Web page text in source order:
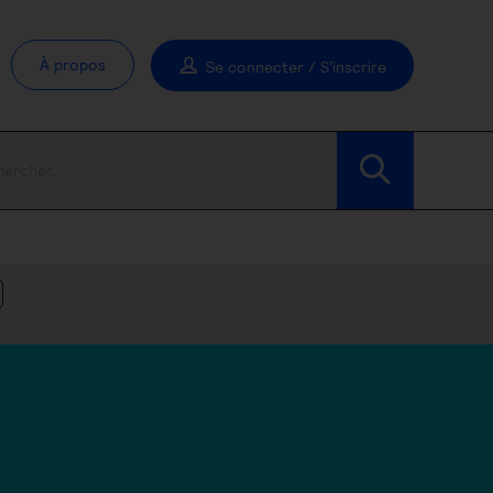
À propos Se connecter / S'inscrire